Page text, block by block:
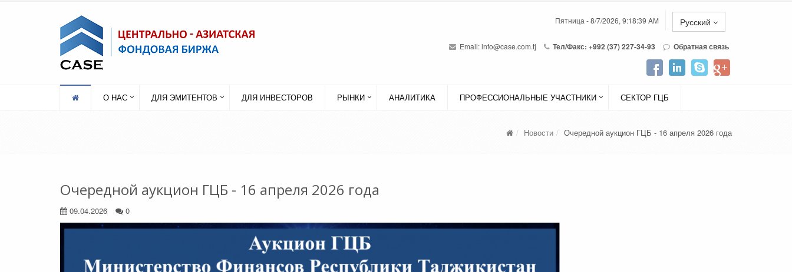
Пятница - 8/7/2026, 9:18:39 AM Русский
Email:info@case.com.tj Тел/Факс: +992 (37) 227-34-93 Обратная связь
О НАС ДЛЯ ЭМИТЕНТОВ ДЛЯ ИНВЕСТОРОВ РЫНКИ АНАЛИТИКА ПРОФЕССИОНАЛЬНЫЕ УЧАСТНИКИ СЕКТОР ГЦБ
Новости Очередной аукцион ГЦБ - 16 апреля 2026 года
Очередной аукцион ГЦБ - 16 апреля 2026 года
09.04.2026 0